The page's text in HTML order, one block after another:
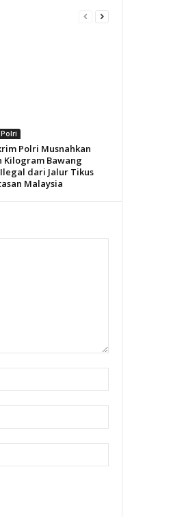
Polri Musnahkan
Kilogram Bawang
dari Jalur Tikus
Malaysia